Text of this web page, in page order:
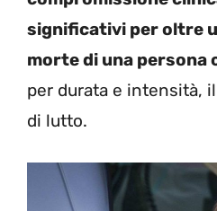
significativi per oltre
morte di una persona
per durata e intensità,
di lutto.